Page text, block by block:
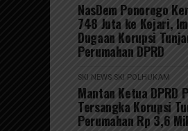
NasDem Ponorogo
748 Juta ke Kejari,
Dugaan Korupsi
Perumahan DPRD
SKI NEWS SKI POLHUKAM
Mantan Ketua DPRD
Tersangka Korupsi
Perumahan Rp 3,6